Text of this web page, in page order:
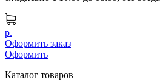
р.
Оформить заказ
Оформить
Каталог товаров